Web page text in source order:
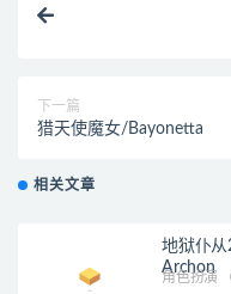
下一篇
猎天使魔女/Bayonetta
相关文章
地狱仆从
Archon
角色扮演